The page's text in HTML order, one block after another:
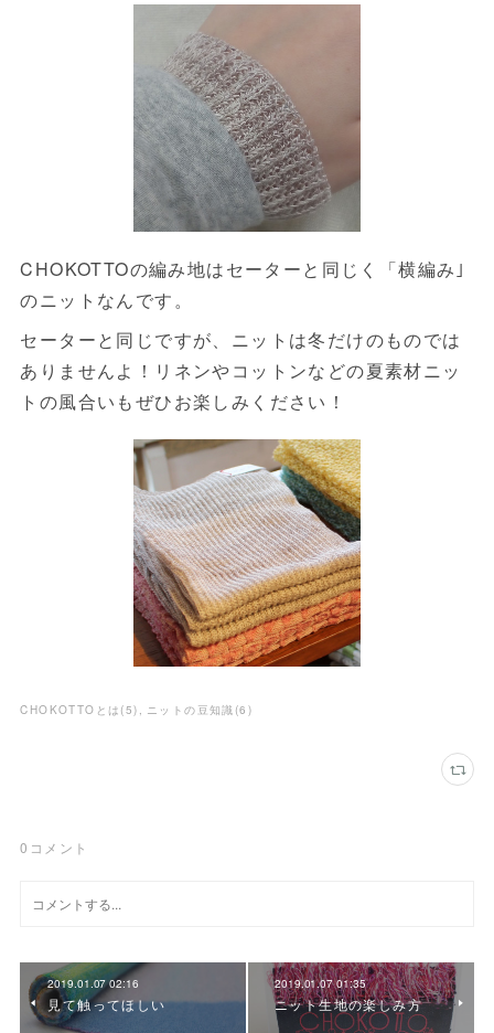
CHOKOTTOの編み地はセーターと同じく「横編み｣
のニットなんです。
セーターと同じですが、ニットは冬だけのものでは
ありませんよ！リネンやコットンなどの夏素材ニッ
トの風合いもぜひお楽しみください！
CHOKOTTOとは (5) ニットの豆知識 (6 )
0 コメント
2019.01.07 02:16
見て触ってほしい
2019.01.07 01:35
ニット生地の楽しみ方